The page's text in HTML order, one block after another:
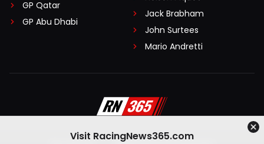
GP Qatar
GP Abu Dhabi
Jack Brabham
John Surtees
Mario Andretti
Visit RacingNews365.com